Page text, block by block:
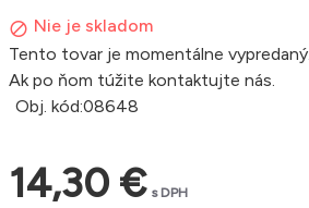
14,30 € s DPH
Nie je skladom
Tento tovar je momentálne vypredaný.
Ak po ňom túžite kontaktujte nás.
Obj. kód:08648